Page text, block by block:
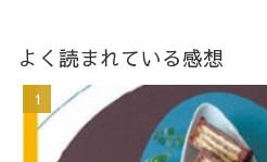
よく読まれている感想